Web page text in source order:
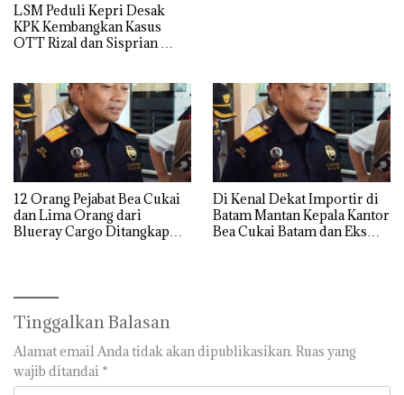
LSM Peduli Kepri Desak
KPK Kembangkan Kasus
OTT Rizal dan Sisprian
12 Orang Pejabat Bea Cukai
dan Lima Orang dari
Blueray Cargo Ditangkap
Di Kenal Dekat Importir di
Batam Mantan Kepala Kantor
Bea Cukai Batam dan Eks
Tinggalkan Balasan
Alamat email Anda tidak akan dipublikasikan. Ruas yang
wajib ditandai *